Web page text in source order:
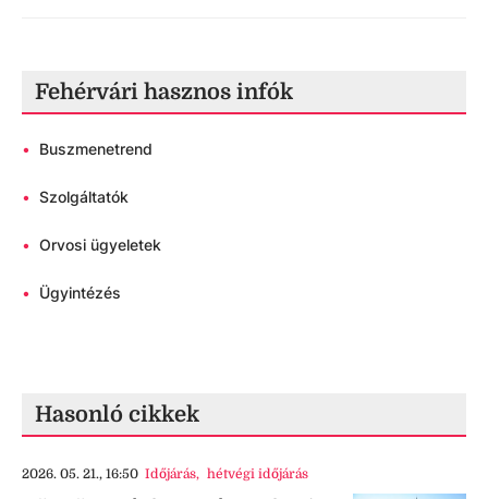
Fehérvári hasznos infók
• Buszmenetrend
• Szolgáltatók
• Orvosi ügyeletek
• Ügyintézés
Hasonló cikkek
2026. 05. 21., 16:50 Időjárás, hétvégi időjárás